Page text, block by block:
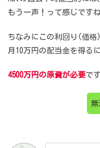
もう一声！って感じです
ちなみにこの利回り(価格
月10万円の配当金を得るに
4500万円の原資が必要です
無